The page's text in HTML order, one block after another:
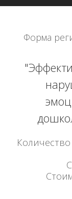
Форма
Количество